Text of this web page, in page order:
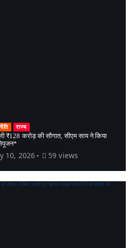
राज्य
₹128 करोड़ की सौगात, सीएम साय ने किया
10, 2026 59 views